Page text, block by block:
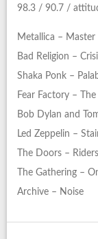
98.3 / 90.7 /
Metallica –
Bad Religion –
Shaka Ponk –
Fear Factory –
Bob Dylan and
Led Zeppelin –
The Doors –
The Gathering –
Archive – Noise